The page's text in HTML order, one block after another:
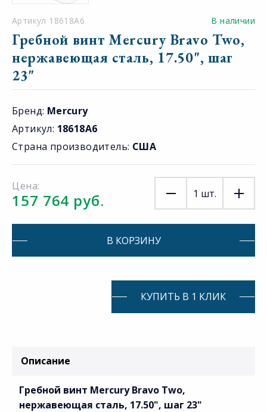
Артикул 18618A6 В наличии
Гребной винт Mercury Bravo Two,
нержавеющая сталь, 17.50", шаг
23"
Бренд: Mercury
Артикул: 18618A6
Страна производитель: США
Цена:
157 764 руб. 1 шт.
В КОРЗИНУ
КУПИТЬ В 1 КЛИК
Описание
Гребной винт Mercury Bravo Two,
нержавеющая сталь, 17.50", шаг 23"